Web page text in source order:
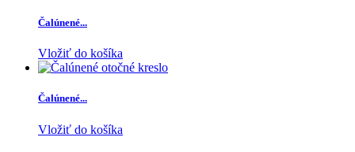
Čalúnené...
Vložiť do košíka
Čalúnené...
Vložiť do košíka